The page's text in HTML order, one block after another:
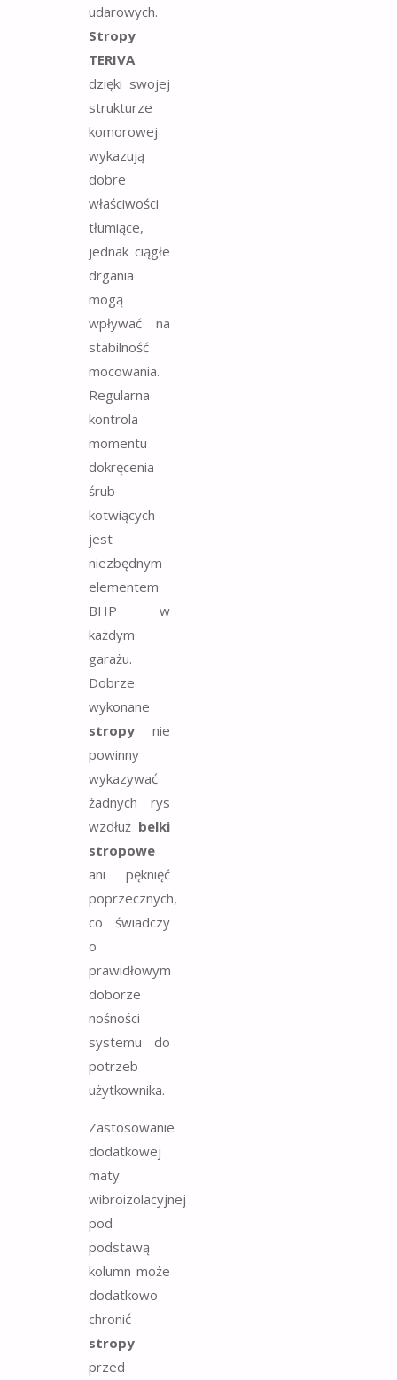
udarowych.
Stropy
TERIVA
dzięki swojej
strukturze
komorowej
wykazują
dobre
właściwości
tłumiące,
jednak ciągłe
drgania
mogą
wpływać na
stabilność
mocowania.
Regularna
kontrola
momentu
dokręcenia
śrub
kotwiących
jest
niezbędnym
elementem
BHP w
każdym
garażu.
Dobrze
wykonane
stropy nie
powinny
wykazywać
żadnych rys
wzdłuż belki
stropowe
ani pęknięć
poprzecznych,
co świadczy
o
prawidłowym
doborze
nośności
systemu do
potrzeb
użytkownika.
Zastosowanie
dodatkowej
maty
wibroizolacyjnej
pod
podstawą
kolumn może
dodatkowo
chronić
stropy
przed